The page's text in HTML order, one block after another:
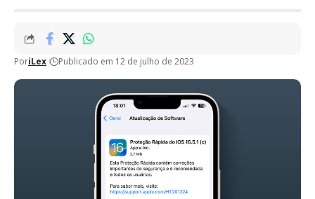
PoriLex Publicado em 12 de julho de 2023